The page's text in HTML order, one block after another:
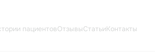
пациентовОтзывыСтатьиКонтакты